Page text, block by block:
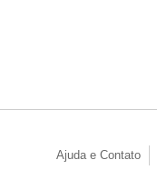
Ajuda e Contato